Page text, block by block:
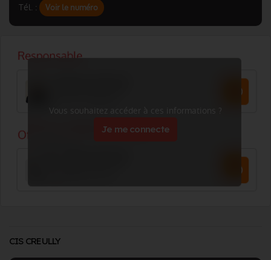
Tél. :
Voir le numéro
Vous souhaitez accéder à ces informations ?
Je me connecte
CIS CREULLY